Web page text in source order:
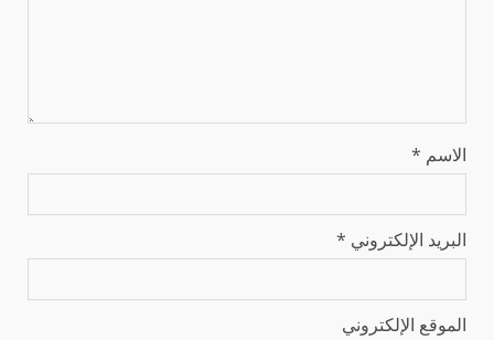
الاسم *
البريد الإلكتروني *
الموقع الإلكتروني